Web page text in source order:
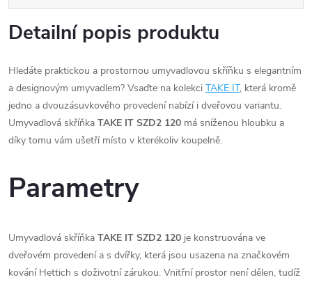
Detailní popis produktu
Hledáte praktickou a prostornou umyvadlovou skříňku s elegantním
a designovým umyvadlem? Vsaďte na kolekci TAKE IT, která kromě
jedno a dvouzásuvkového provedení nabízí i dveřovou variantu.
Umyvadlová skříňka TAKE IT SZD2 120 má sníženou hloubku a
díky tomu vám ušetří místo v kterékoliv koupelně.
Parametry
Umyvadlová skříňka TAKE IT SZD2 120 je konstruována ve
dveřovém provedení a s dvířky, která jsou usazena na značkovém
kování Hettich s doživotní zárukou. Vnitřní prostor není dělen, tudíž